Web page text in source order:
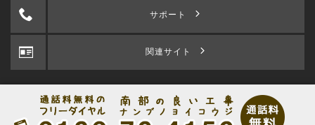
サポート
関連サイト